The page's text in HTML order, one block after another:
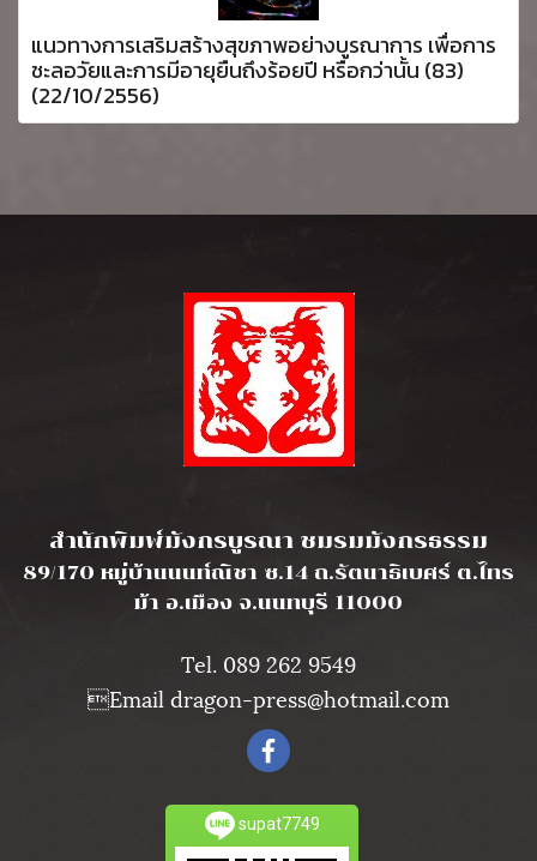
แนวทางการเสริมสร้างสุขภาพอย่างบูรณาการ เพื่อการ
ชะลอวัยและการมีอายุยืนถึงร้อยปี หรือกว่านั้น (83)
(22/10/2556)
สำนักพิมพ์มังกรบูรณา ชมรมมังกรธรรม
89/170 หมู่บ้านนนท์ณิชา ซ.14 ถ.รัตนาธิเบศร์ ต.ไทร
ม้า อ.เมือง จ.นนทบุรี 11000
Tel. 089 262 9549
Email dragon-press@hotmail.com
supat7749